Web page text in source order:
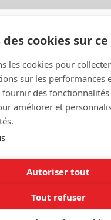
continuant, vous acceptez
S'abonner
de
Mon
cookies sur
les cookies pour
sur les performances
des
améliorer et
Autoriser tout
Tout refuser